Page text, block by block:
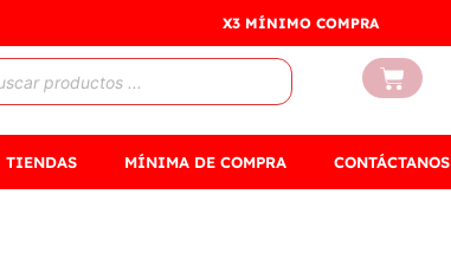
X3 MÍNIMO COMPRA
Carrito
TIENDAS MÍNIMA DE COMPRA CONTÁCTANOS